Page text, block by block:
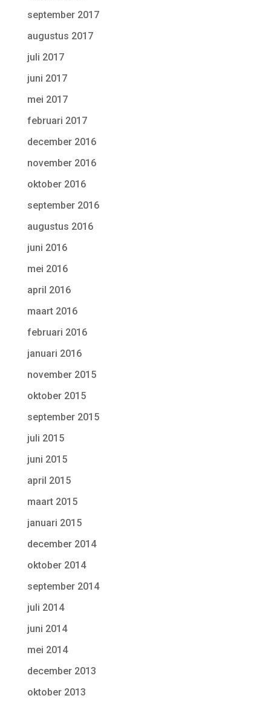
september 2017
augustus 2017
juli 2017
juni 2017
mei 2017
februari 2017
december 2016
november 2016
oktober 2016
september 2016
augustus 2016
juni 2016
mei 2016
april 2016
maart 2016
februari 2016
januari 2016
november 2015
oktober 2015
september 2015
juli 2015
juni 2015
april 2015
maart 2015
januari 2015
december 2014
oktober 2014
september 2014
juli 2014
juni 2014
mei 2014
december 2013
oktober 2013